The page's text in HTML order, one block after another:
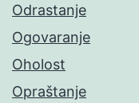
Odrastanje
Ogovaranje
Oholost
Opraštanje